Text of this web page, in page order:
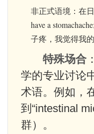
非正式语境：在
have a
子疼，我觉得我
特殊场合
学的专业讨论
术语。例如，
到“intestinal
群）。